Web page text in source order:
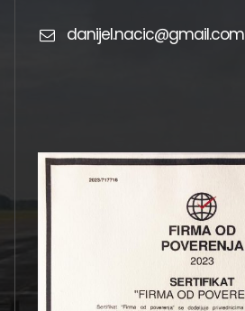
danijel.nacic@gmail.com